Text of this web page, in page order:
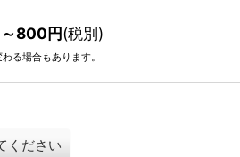
～800円(税別)
る場合もあります。
ください